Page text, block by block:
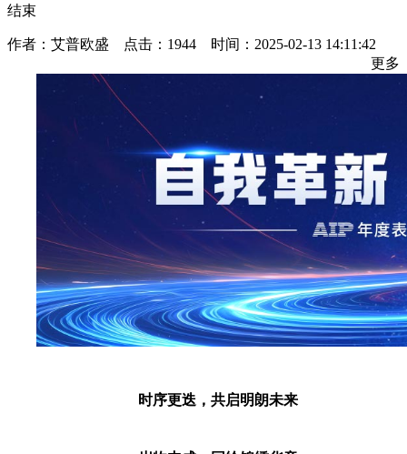
结束
作者：艾普欧盛 点击：1944 时间：2025-02-13 14:11:42
更多
时序更迭，共启明朗未来